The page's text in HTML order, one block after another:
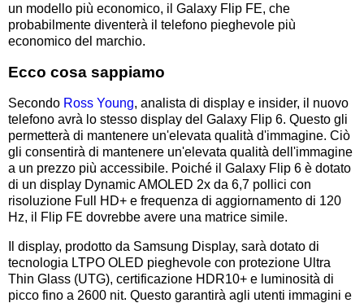
un modello più economico, il Galaxy Flip FE, che
probabilmente diventerà il telefono pieghevole più
economico del marchio.
Ecco cosa sappiamo
Secondo Ross Young, analista di display e insider, il nuovo
telefono avrà lo stesso display del Galaxy Flip 6. Questo gli
permetterà di mantenere un'elevata qualità d'immagine. Ciò
gli consentirà di mantenere un'elevata qualità dell'immagine
a un prezzo più accessibile. Poiché il Galaxy Flip 6 è dotato
di un display Dynamic AMOLED 2x da 6,7 pollici con
risoluzione Full HD+ e frequenza di aggiornamento di 120
Hz, il Flip FE dovrebbe avere una matrice simile.
Il display, prodotto da Samsung Display, sarà dotato di
tecnologia LTPO OLED pieghevole con protezione Ultra
Thin Glass (UTG), certificazione HDR10+ e luminosità di
picco fino a 2600 nit. Questo garantirà agli utenti immagini e